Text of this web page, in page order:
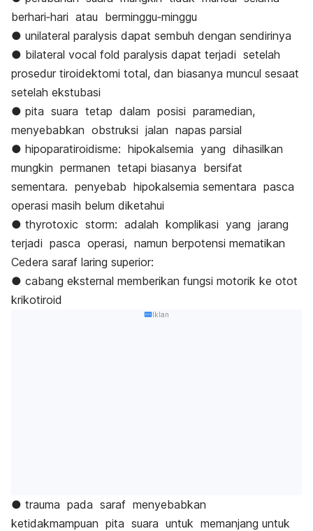
berhari‐hari atau berminggu‐minggu
● unilateral paralysis dapat sembuh dengan sendirinya
● bilateral vocal fold paralysis dapat terjadi setelah
prosedur tiroidektomi total, dan biasanya muncul sesaat
setelah ekstubasi
● pita suara tetap dalam posisi paramedian,
menyebabkan obstruksi jalan napas parsial
● hipoparatiroidisme: hipokalsemia yang dihasilkan
mungkin permanen tetapi biasanya bersifat
sementara. penyebab hipokalsemia sementara pasca
operasi masih belum diketahui
● thyrotoxic storm: adalah komplikasi yang jarang
terjadi pasca operasi, namun berpotensi mematikan
Cedera saraf laring superior:
● cabang eksternal memberikan fungsi motorik ke otot
krikotiroid
Iklan
● trauma pada saraf menyebabkan
ketidakmampuan pita suara untuk memanjang untuk